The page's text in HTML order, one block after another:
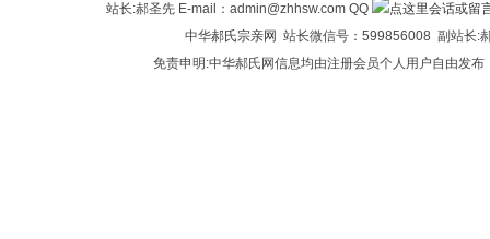
站长:郝圣先 E-mail：admin@zhhsw.com QQ
中华郝氏宗亲网 站长微信号：599856008 副站长:
免责申明:中华郝氏网信息均由注册会员个人用户自由发